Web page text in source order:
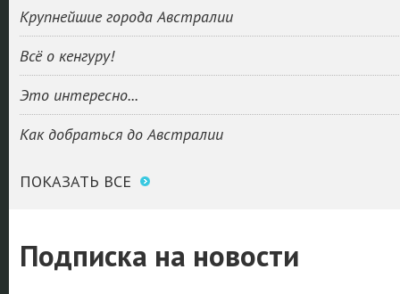
Крупнейшие города Австралии
Всё о кенгуру!
Это интересно...
Как добраться до Австралии
ПОКАЗАТЬ ВСЕ
Подписка на новости